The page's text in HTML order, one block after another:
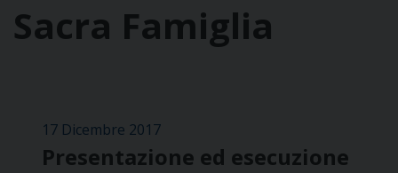
Sacra Famiglia
17 Dicembre 2017
Presentazione ed esecuzione